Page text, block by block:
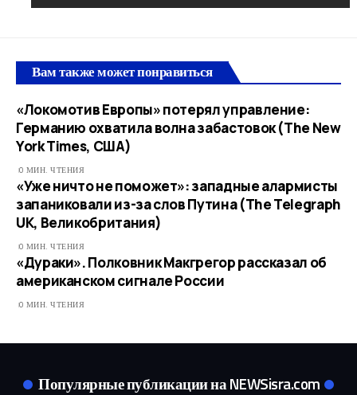
Вам также может понравиться
«Локомотив Европы» потерял управление:
Германию охватила волна забастовок (The New
York Times, США)
0 МИН. ЧТЕНИЯ
«Уже ничто не поможет»: западные алармисты
запаниковали из-за слов Путина (The Telegraph
UK, Великобритания)
0 МИН. ЧТЕНИЯ
«Дураки». Полковник Макгрегор рассказал об
американском сигнале России
0 МИН. ЧТЕНИЯ
Популярные публикации на NEWSisra.com